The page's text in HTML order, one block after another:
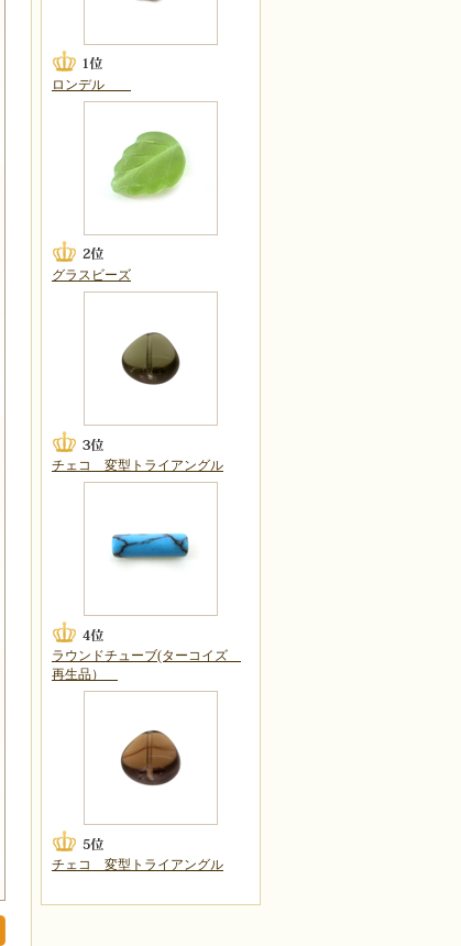
ロンデル
グラスビーズ
チェコ 変型トライアングル
ラウンドチューブ(ターコイズ
再生品）
チェコ 変型トライアングル